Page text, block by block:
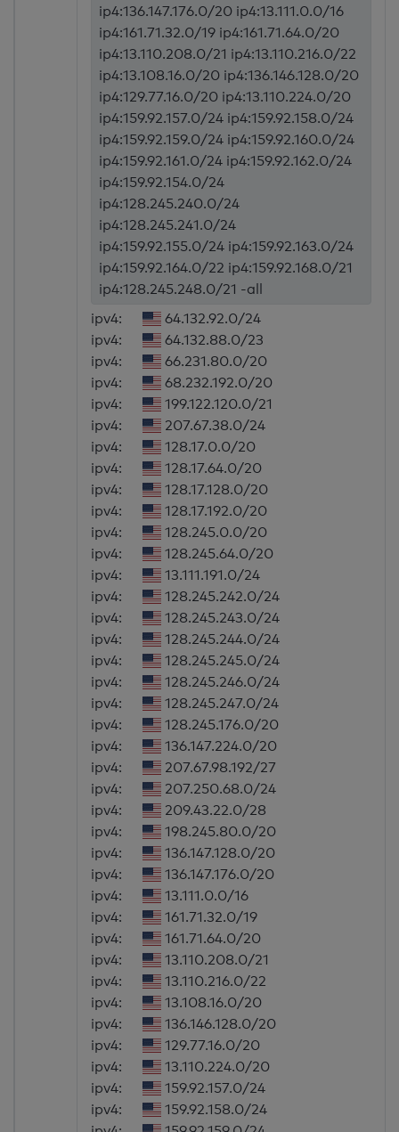
ip4:136.147.176.0/20 ip4:13.111.0.0/16
ip4:161.71.32.0/19 ip4:161.71.64.0/20
ip4:13.110.208.0/21 ip4:13.110.216.0/22
ip4:13.108.16.0/20 ip4:136.146.128.0/20
ip4:129.77.16.0/20 ip4:13.110.224.0/20
ip4:159.92.157.0/24 ip4:159.92.158.0/24
ip4:159.92.159.0/24 ip4:159.92.160.0/24
ip4:159.92.161.0/24 ip4:159.92.162.0/24
ip4:159.92.154.0/24
ip4:128.245.240.0/24
ip4:128.245.241.0/24
ip4:159.92.155.0/24 ip4:159.92.163.0/24
ip4:159.92.164.0/22 ip4:159.92.168.0/21
ip4:128.245.248.0/21 -all
ipv4:
64.132.92.0/24
ipv4:
64.132.88.0/23
ipv4:
66.231.80.0/20
ipv4:
68.232.192.0/20
ipv4:
199.122.120.0/21
ipv4:
207.67.38.0/24
ipv4:
128.17.0.0/20
ipv4:
128.17.64.0/20
ipv4:
128.17.128.0/20
ipv4:
128.17.192.0/20
ipv4:
128.245.0.0/20
ipv4:
128.245.64.0/20
ipv4:
13.111.191.0/24
ipv4:
128.245.242.0/24
ipv4:
128.245.243.0/24
ipv4:
128.245.244.0/24
ipv4:
128.245.245.0/24
ipv4:
128.245.246.0/24
ipv4:
128.245.247.0/24
ipv4:
128.245.176.0/20
ipv4:
136.147.224.0/20
ipv4:
207.67.98.192/27
ipv4:
207.250.68.0/24
ipv4:
209.43.22.0/28
ipv4:
198.245.80.0/20
ipv4:
136.147.128.0/20
ipv4:
136.147.176.0/20
ipv4:
13.111.0.0/16
ipv4:
161.71.32.0/19
ipv4:
161.71.64.0/20
ipv4:
13.110.208.0/21
ipv4:
13.110.216.0/22
ipv4:
13.108.16.0/20
ipv4:
136.146.128.0/20
ipv4:
129.77.16.0/20
ipv4:
13.110.224.0/20
ipv4:
159.92.157.0/24
ipv4:
159.92.158.0/24